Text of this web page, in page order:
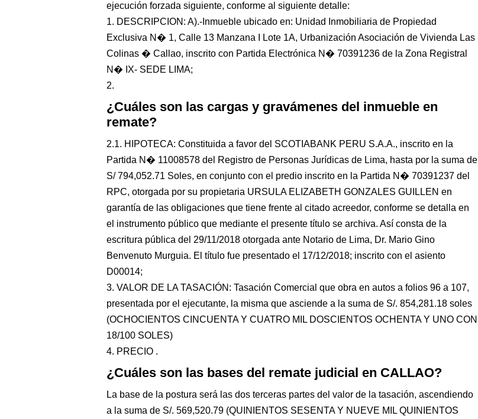
ejecución forzada siguiente, conforme al siguiente detalle:
1. DESCRIPCION: A).-Inmueble ubicado en: Unidad Inmobiliaria de Propiedad
Exclusiva N� 1, Calle 13 Manzana I Lote 1A, Urbanización Asociación de Vivienda Las
Colinas � Callao, inscrito con Partida Electrónica N� 70391236 de la Zona Registral
N� IX- SEDE LIMA;
2.
¿Cuáles son las cargas y gravámenes del inmueble en
remate?
2.1. HIPOTECA: Constituida a favor del SCOTIABANK PERU S.A.A., inscrito en la
Partida N� 11008578 del Registro de Personas Jurídicas de Lima, hasta por la suma de
S/ 794,052.71 Soles, en conjunto con el predio inscrito en la Partida N� 70391237 del
RPC, otorgada por su propietaria URSULA ELIZABETH GONZALES GUILLEN en
garantía de las obligaciones que tiene frente al citado acreedor, conforme se detalla en
el instrumento público que mediante el presente título se archiva. Así consta de la
escritura pública del 29/11/2018 otorgada ante Notario de Lima, Dr. Mario Gino
Benvenuto Murguia. El título fue presentado el 17/12/2018; inscrito con el asiento
D00014;
3. VALOR DE LA TASACIÓN: Tasación Comercial que obra en autos a folios 96 a 107,
presentada por el ejecutante, la misma que asciende a la suma de S/. 854,281.18 soles
(OCHOCIENTOS CINCUENTA Y CUATRO MIL DOSCIENTOS OCHENTA Y UNO CON
18/100 SOLES)
4. PRECIO .
¿Cuáles son las bases del remate judicial en CALLAO?
La base de la postura será las dos terceras partes del valor de la tasación, ascendiendo
a la suma de S/. 569,520.79 (QUINIENTOS SESENTA Y NUEVE MIL QUINIENTOS